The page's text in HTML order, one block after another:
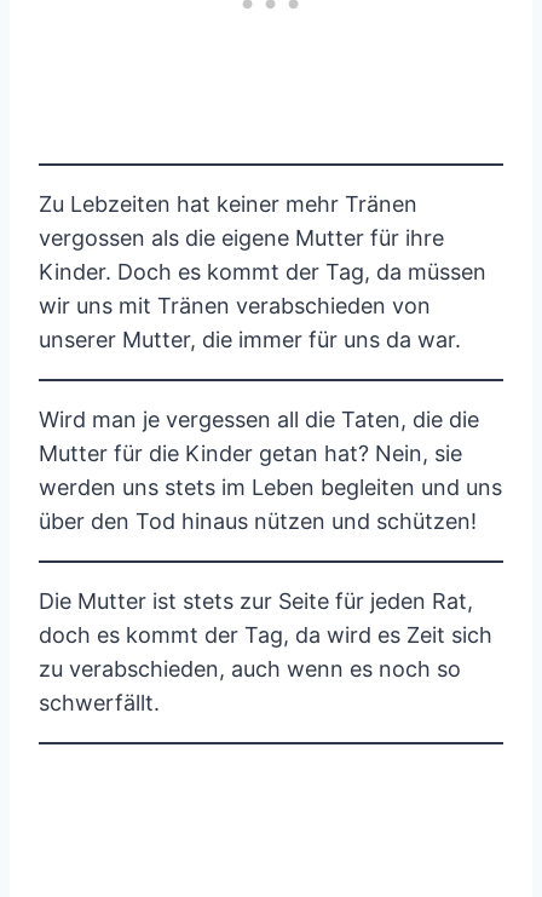
Zu Lebzeiten hat keiner mehr Tränen
vergossen als die eigene Mutter für ihre
Kinder. Doch es kommt der Tag, da müssen
wir uns mit Tränen verabschieden von
unserer Mutter, die immer für uns da war.
Wird man je vergessen all die Taten, die die
Mutter für die Kinder getan hat? Nein, sie
werden uns stets im Leben begleiten und uns
über den Tod hinaus nützen und schützen!
Die Mutter ist stets zur Seite für jeden Rat,
doch es kommt der Tag, da wird es Zeit sich
zu verabschieden, auch wenn es noch so
schwerfällt.